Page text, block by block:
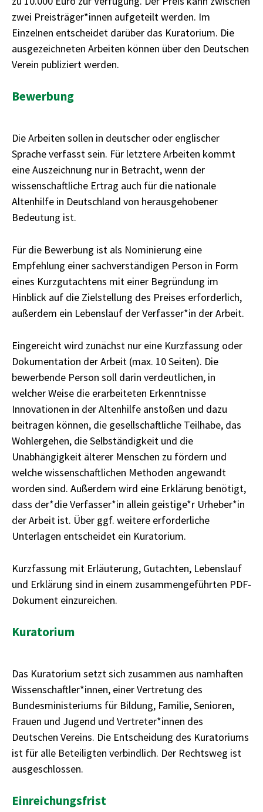
zwei Preisträger*innen aufgeteilt werden. Im
Einzelnen entscheidet darüber das Kuratorium. Die
ausgezeichneten Arbeiten können über den Deutschen
Verein publiziert werden.
Bewerbung
Die Arbeiten sollen in deutscher oder englischer
Sprache verfasst sein. Für letztere Arbeiten kommt
eine Auszeichnung nur in Betracht, wenn der
wissenschaftliche Ertrag auch für die nationale
Altenhilfe in Deutschland von herausgehobener
Bedeutung ist.
Für die Bewerbung ist als Nominierung eine
Empfehlung einer sachverständigen Person in Form
eines Kurzgutachtens mit einer Begründung im
Hinblick auf die Zielstellung des Preises erforderlich,
außerdem ein Lebenslauf der Verfasser*in der Arbeit.
Eingereicht wird zunächst nur eine Kurzfassung oder
Dokumentation der Arbeit (max. 10 Seiten). Die
bewerbende Person soll darin verdeutlichen, in
welcher Weise die erarbeiteten Erkenntnisse
Innovationen in der Altenhilfe anstoßen und dazu
beitragen können, die gesellschaftliche Teilhabe, das
Wohlergehen, die Selbständigkeit und die
Unabhängigkeit älterer Menschen zu fördern und
welche wissenschaftlichen Methoden angewandt
worden sind. Außerdem wird eine Erklärung benötigt,
dass der*die Verfasser*in allein geistige*r Urheber*in
der Arbeit ist. Über ggf. weitere erforderliche
Unterlagen entscheidet ein Kuratorium.
Kurzfassung mit Erläuterung, Gutachten, Lebenslauf
und Erklärung sind in einem zusammengeführten PDF-
Dokument einzureichen.
Kuratorium
Das Kuratorium setzt sich zusammen aus namhaften
Wissenschaftler*innen, einer Vertretung des
Bundesministeriums für Bildung, Familie, Senioren,
Frauen und Jugend und Vertreter*innen des
Deutschen Vereins. Die Entscheidung des Kuratoriums
ist für alle Beteiligten verbindlich. Der Rechtsweg ist
ausgeschlossen.
Einreichungsfrist